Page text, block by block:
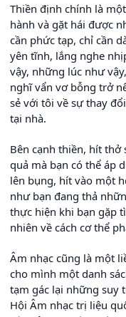
Thiền định chính là
hành và gặt hái được
cần phức tạp, chỉ cần
yên tĩnh, lắng nghe
vậy, những lúc như
nghĩ vẩn vơ bỗng trở
sẻ với tôi về sự thay
tại nhà.
Bên cạnh thiền, hít
quả mà bạn có thể áp
lên bụng, hít vào một
như bạn đang thả
thực hiện khi bạn gặp
nhiên về cách cơ thể
Âm nhạc cũng là một
cho mình một danh
tạm gác lại những suy
Hội Âm nhạc trị liệu